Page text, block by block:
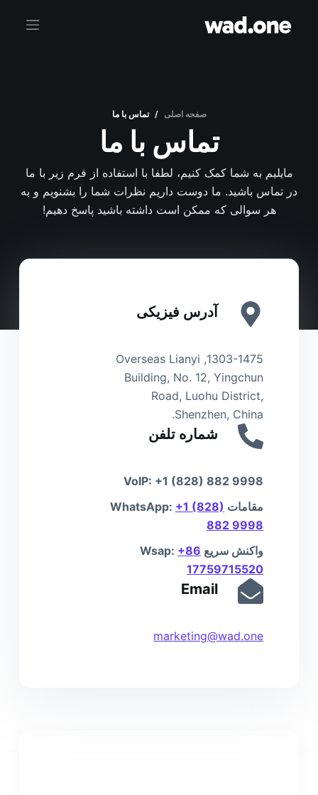
صفحه اصلی / تماس با ما
تماس با ما
مایلیم به شما کمک کنیم، لطفا با استفاده از فرم زیر با ما
در تماس باشید. ما دوست داریم نظرات شما را بشنویم و به
هر سوالی که ممکن است داشته باشید پاسخ دهیم!
آدرس فیزیکی
1303-1475, Overseas Lianyi
Building, No. 12, Yingchun
Road, Luohu District,
Shenzhen, China.
شماره تلفن
VoIP: +1 (828) 882 9998
مقامات WhatsApp: +1 (828)
882 9998
واکنش سریع Wsap: +86
17759715520
Email
marketing@wad.one